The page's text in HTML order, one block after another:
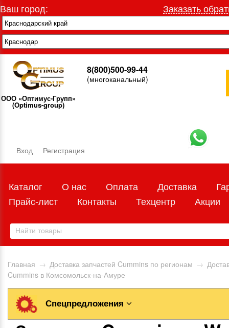
Ваш город: Заказать
ООО «Оптимус-Групп»
(Optimus-group)
8(800)500-99-44
(многоканальный)
Вход Регистрация
Каталог О нас Оплата Доставка
Прайс-лист
Контакты Техцентр Акции
Главная → Доставка запчастей Cummins по регионам →
Cummins в Комсомольск-на-Амуре
Спецпредложения